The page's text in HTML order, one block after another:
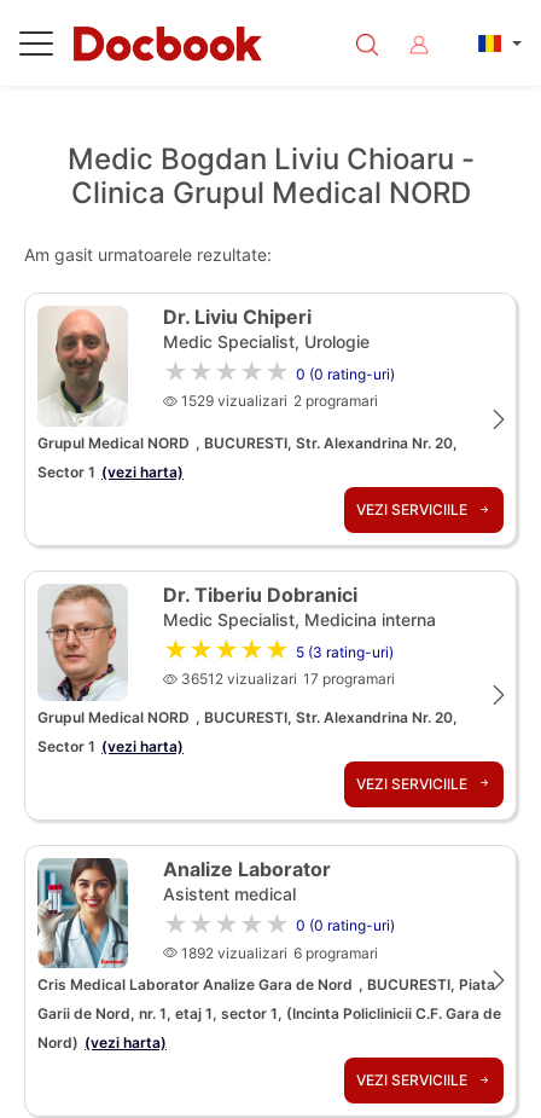
Medic Bogdan Liviu Chioaru -
Clinica Grupul Medical NORD
Am gasit urmatoarele rezultate:
Dr. Liviu Chiperi
Medic Specialist, Urologie
★★★★★ 0 (0 rating-uri)
1529 vizualizari 2 programari
Grupul Medical NORD , BUCURESTI, Str. Alexandrina Nr. 20,
Sector 1 (vezi harta)
VEZI SERVICIILE
Dr. Tiberiu Dobranici
Medic Specialist, Medicina interna
★★★★★ 5 (3 rating-uri)
36512 vizualizari 17 programari
Grupul Medical NORD , BUCURESTI, Str. Alexandrina Nr. 20,
Sector 1 (vezi harta)
VEZI SERVICIILE
Analize Laborator
Asistent medical
★★★★★ 0 (0 rating-uri)
1892 vizualizari 6 programari
Cris Medical Laborator Analize Gara de Nord , BUCURESTI, Piata
Garii de Nord, nr. 1, etaj 1, sector 1, (Incinta Policlinicii C.F. Gara de
Nord) (vezi harta)
VEZI SERVICIILE